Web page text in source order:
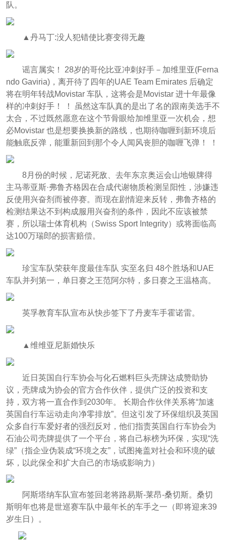
队。
▲丹马丁:没人犯错使比赛变得无趣
谣言属实！ 28岁的哥伦比亚冲刺好手－加维里亚(Ferna
ndo Gaviria)，离开待了四年的UAE Team Emirates 后确定
将在明年转战Movistar 车队，这将会是Movistar 进十年最像
样的冲刺好手！ ！ 虽然这车队真的是出了名的跟南美选手不
太合，不过既然愿意在这个节骨眼给加维里亚一次机会，想
必Movistar 也是想要换换新的路线，也期待咖喱到新环境后
能触底反弹，能重新回到那个令人闻风丧胆的咖喱飞弹！ ！
8月份的时候，尼诺死敌、去年东京奥运会山地银牌得
主马蒂亚斯·弗鲁齐格因在合成代谢物质检测呈阳性，涉嫌违
反使用兴奋剂而被停赛。而现在剧情迎来反转，弗鲁齐格的
检测结果达不到构成服用兴奋剂的条件，因此不应该被禁
赛，所以瑞士体育机构（Swiss Sport Integrity）或将面临高
达100万瑞郎的损害赔偿。
珍宝车队荣获年度最佳车队 实至名归 48个胜场和UAE
车队并列第一，单日赛之王范阿尔特，多日赛之王温格高。
英孚教育车队宣布从快步签下了丹麦车手霍诺雷。
▲维维亚尼新婚快乐
近日英国自行车协会与化石燃料巨头壳牌达成赞助协
议，壳牌成为协会的官方合作伙伴，提供广泛的投资和支
持，双方将一直合作到2030年。 长期合作伙伴关系将“加速
英国自行车运动走向净零排放”。但这引发了环保组织及英国
众多自行车爱好者的强烈反对，他们指责英国自行车协会为
石油公司壳牌提供了一个平台，将自己标榜为环保，实现“洗
绿”（指企业伪装成“环境之友”，试图掩盖对社会和环境的破
坏，以此保全和扩大自己的市场或影响力）
阿斯塔纳车队宣布签回老将路易斯-莱昂-桑切斯。桑切
斯明年也将是世巡赛车队中最年长的车手之一（即将迎来39
岁生日）。